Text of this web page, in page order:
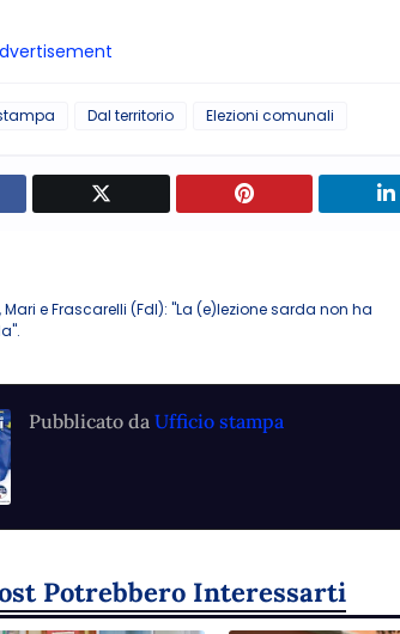
Dal territorio Elezioni comunali
e Frascarelli (FdI): "La (e)lezione sarda non ha
Pubblicato da Ufficio stampa
Potrebbero Interessarti